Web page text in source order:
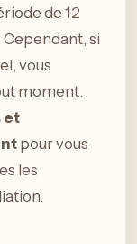
de 12
Cependant, si
vous
moment.
et
pour vous
les